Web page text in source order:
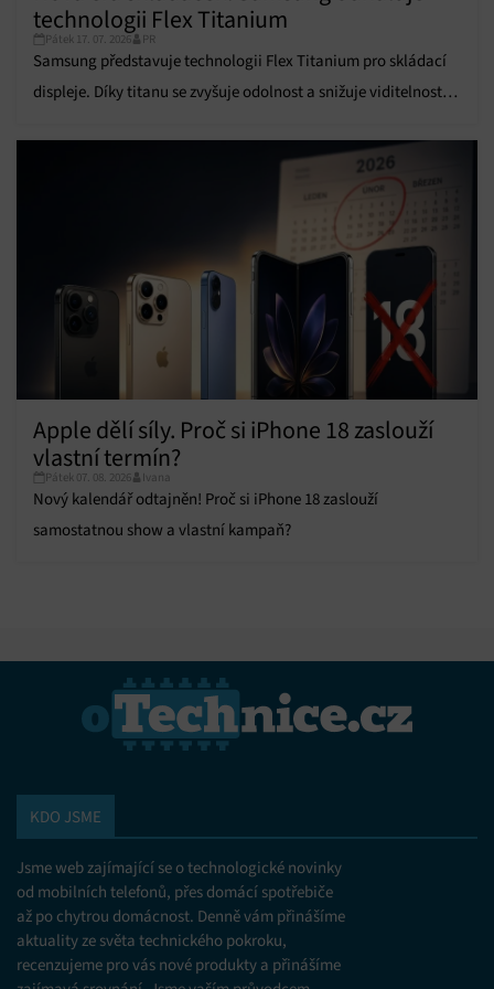
údajů, Propojení různých zařízení, Identifikace
zařízení na základě automaticky přenášených
informací.
Zajištění bezpečnosti, předcházení a zjišťování
zobrazování reklamy a obsahu, Ukládání a sdělování
technologii Flex Titanium
Pátek 17. 07. 2026 PR
Samsung představuje technologii Flex Titanium pro skládací
displeje. Díky titanu se zvyšuje odolnost a snižuje viditelnost
Apple dělí síly. Proč si iPhone 18 zaslouží
vlastní termín?
Pátek 07. 08. 2026 Ivana
Nový kalendář odtajněn! Proč si iPhone 18 zaslouží
samostatnou show a vlastní kampaň?
KDO JSME
Jsme web zajímající se o technologické novinky
od mobilních telefonů, přes domácí spotřebiče
až po chytrou domácnost. Denně vám přinášíme
aktuality ze světa technického pokroku,
recenzujeme pro vás nové produkty a přinášíme